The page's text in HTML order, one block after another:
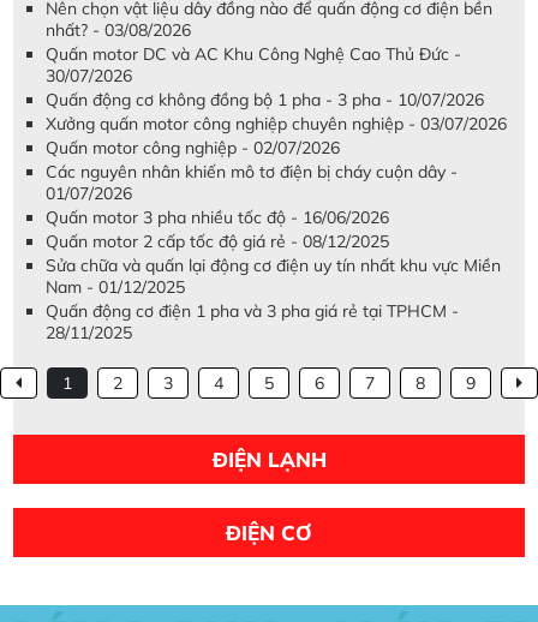
Nên chọn vật liệu dây đồng nào để quấn động cơ điện bền
nhất? - 03/08/2026
Quấn motor DC và AC Khu Công Nghệ Cao Thủ Đức -
30/07/2026
Quấn động cơ không đồng bộ 1 pha - 3 pha - 10/07/2026
Xưởng quấn motor công nghiệp chuyên nghiệp - 03/07/2026
Quấn motor công nghiệp - 02/07/2026
Các nguyên nhân khiến mô tơ điện bị cháy cuộn dây -
01/07/2026
Quấn motor 3 pha nhiều tốc độ - 16/06/2026
Quấn motor 2 cấp tốc độ giá rẻ - 08/12/2025
Sửa chữa và quấn lại động cơ điện uy tín nhất khu vực Miền
Nam - 01/12/2025
Quấn động cơ điện 1 pha và 3 pha giá rẻ tại TPHCM -
28/11/2025
1 2 3 4 5 6 7 8 9
ĐIỆN LẠNH
ĐIỆN CƠ